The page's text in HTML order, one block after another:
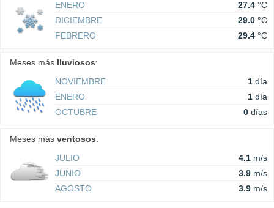
ENERO
27.4 °C
DICIEMBRE
29.0 °C
FEBRERO
29.4 °C
Meses más lluviosos:
NOVIEMBRE
1 día
ENERO
1 día
OCTUBRE
0 días
Meses más ventosos:
JULIO
4.1 m/s
JUNIO
3.9 m/s
AGOSTO
3.9 m/s